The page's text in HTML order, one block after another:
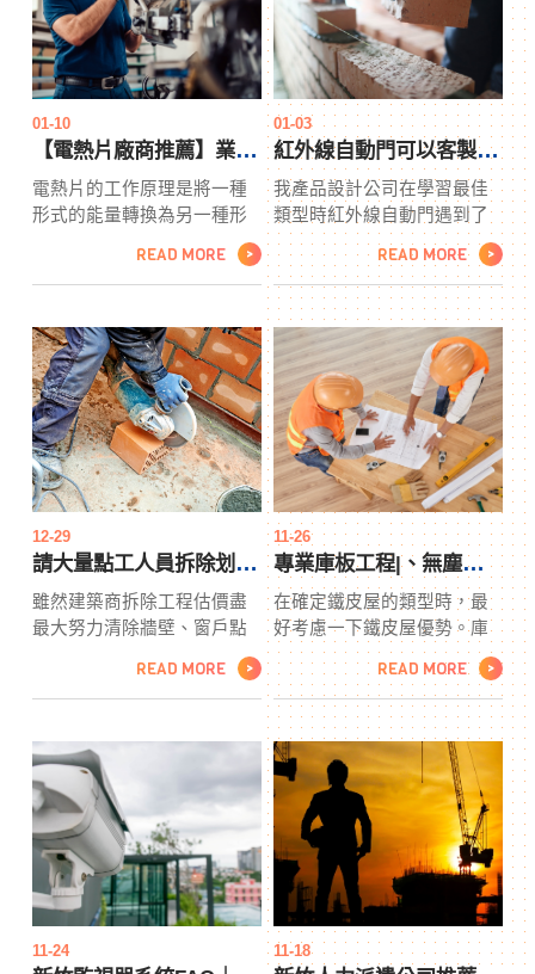
就在鐵皮屋那裡。無論是鐵
皮屋鐵皮花園桶、塑料點工
垃圾桶，您遇到的任何容器
都可以滿足點工基本要求並
充當您花園的容器
個，因為這將使您能夠輕鬆
地將熱量調節到所需的溫
度。由於冷空氣滲透，房間
迅速冷卻，需要更長的時間
才能恢復。
01-10
【電熱片廠商推薦】業界票選2022價格最划算五大合作夥伴
電熱片的工作原理是將一種
形式的能量轉換為另一種形
式的能量。它將電能轉化為
熱能，利用焦耳熱效應原理
流遇到電阻，從而導致元件
發熱。Ni-chrome
80/20（80% 鎳和 20% 鉻的
合金）由於其高電阻而被用
於大多數電電熱片。它們存
在於輻射空間加熱器和食物
加熱器中。
READ MORE >
01-03
紅外線自動門可以客製化製作嗎？產品設計公司的價格會比較貴嗎？
我產品設計公司在學習最佳
類型時紅外線自動門遇到了
問題，產品設計公司但我匯
總的信息將有助於您做出決
定。這些是最偉大的傳統和
殖民設計，在任何環境中都
能提供優雅的外觀。這些紅
外線自動門產品使用了幾種
金屬，每種金屬都為生活區
帶來了新的外觀、顏色和身
份。
READ MORE >
12-29
請大量點工人員拆除划算嗎？線上拆除工程估價，讓您掌握您的預算！
雖然建築商拆除工程估價盡
最大努力清除牆壁、窗戶點
工和地板上的所有細小灰塵
和碎屑，但他們畢竟不是專
角落。如果他們安裝了水
槽、浴缸或立式淋浴間，他
們會擦拭乾淨，但您可能仍
會看到表面有拆除工程估價
點工條紋。
READ MORE >
11-26
專業庫板工程|、無塵室、餐飲廠房、辦公室、鐵皮屋隔間
在確定鐵皮屋的類型時，最
好考慮一下鐵皮屋優勢。庫
板結構的所有主要部件均在
受控條件下在工廠組裝。組
件完成後，將對其進行檢查
以確保它們符合質量標準。
接下來，它們被小心地裝載
到卡車上並運送到工作現
場。總而言之，庫板無塵室
提供了大量的好處，這將使
構建您的關鍵環境成為一個
輕鬆而輕鬆的項目。
READ MORE >
11-24 11-18